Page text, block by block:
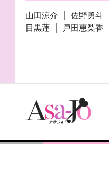
山田涼介 佐野勇斗
目黒蓮
戸田恵梨香